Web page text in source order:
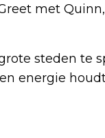
met
steden te
energie